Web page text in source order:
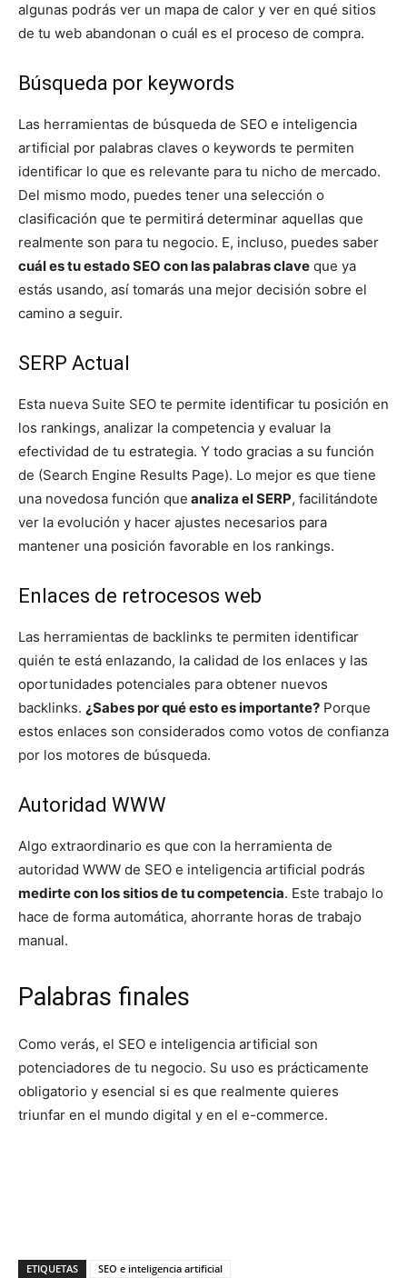
algunas podrás ver un mapa de calor y ver en qué sitios
de tu web abandonan o cuál es el proceso de compra.
Búsqueda por keywords
Las herramientas de búsqueda de SEO e inteligencia
artificial por palabras claves o keywords te permiten
identificar lo que es relevante para tu nicho de mercado.
Del mismo modo, puedes tener una selección o
clasificación que te permitirá determinar aquellas que
realmente son para tu negocio. E, incluso, puedes saber
cuál es tu estado SEO con las palabras clave que ya
estás usando, así tomarás una mejor decisión sobre el
camino a seguir.
SERP Actual
Esta nueva Suite SEO te permite identificar tu posición en
los rankings, analizar la competencia y evaluar la
efectividad de tu estrategia. Y todo gracias a su función
de (Search Engine Results Page). Lo mejor es que tiene
una novedosa función que analiza el SERP, facilitándote
ver la evolución y hacer ajustes necesarios para
mantener una posición favorable en los rankings.
Enlaces de retrocesos web
Las herramientas de backlinks te permiten identificar
quién te está enlazando, la calidad de los enlaces y las
oportunidades potenciales para obtener nuevos
backlinks. ¿Sabes por qué esto es importante? Porque
estos enlaces son considerados como votos de confianza
por los motores de búsqueda.
Autoridad WWW
Algo extraordinario es que con la herramienta de
autoridad WWW de SEO e inteligencia artificial podrás
medirte con los sitios de tu competencia. Este trabajo lo
hace de forma automática, ahorrante horas de trabajo
manual.
Palabras finales
Como verás, el SEO e inteligencia artificial son
potenciadores de tu negocio. Su uso es prácticamente
obligatorio y esencial si es que realmente quieres
triunfar en el mundo digital y en el e-commerce.
ETIQUETAS SEO e inteligencia artificial